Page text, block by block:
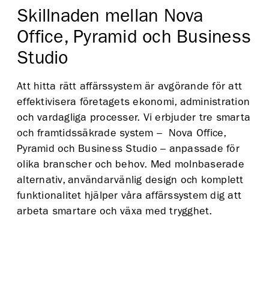
Skillnaden mellan Nova
Office, Pyramid och Business
Studio
Att hitta rätt affärssystem är avgörande för att
effektivisera företagets ekonomi, administration
och vardagliga processer. Vi erbjuder tre smarta
och framtidssäkrade system – Nova Office,
Pyramid och Business Studio – anpassade för
olika branscher och behov. Med molnbaserade
alternativ, användarvänlig design och komplett
funktionalitet hjälper våra affärssystem dig att
arbeta smartare och växa med trygghet.